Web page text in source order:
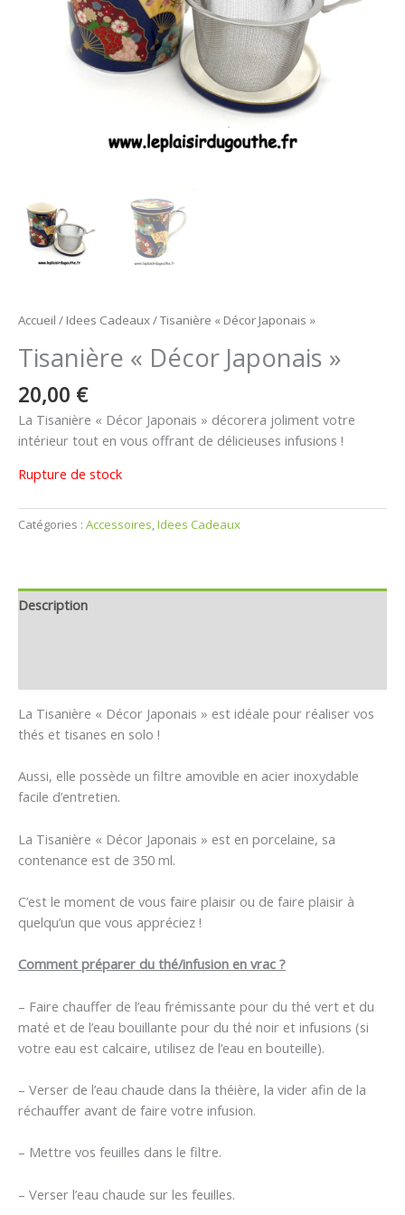
Accueil / Idees Cadeaux/ Tisanière « Décor Japonais »
Tisanière « Décor Japonais »
20,00 €
La Tisanière « Décor Japonais » décorera joliment votre
intérieur tout en vous offrant de délicieuses infusions !
Rupture de stock
Catégories : Accessoires,Idees Cadeaux
Description
La Tisanière « Décor Japonais » est idéale pour réaliser vos
thés et tisanes en solo !
Aussi, elle possède un filtre amovible en acier inoxydable
facile d’entretien.
La Tisanière « Décor Japonais » est en porcelaine, sa
contenance est de 350 ml.
C’est le moment de vous faire plaisir ou de faire plaisir à
quelqu’un que vous appréciez !
Comment préparer du thé/infusion en vrac ?
– Faire chauffer de l’eau frémissante pour du thé vert et du
maté et de l’eau bouillante pour du thé noir et infusions (si
votre eau est calcaire, utilisez de l’eau en bouteille).
– Verser de l’eau chaude dans la théière, la vider afin de la
réchauffer avant de faire votre infusion.
– Mettre vos feuilles dans le filtre.
– Verser l’eau chaude sur les feuilles.